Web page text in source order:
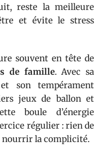
reste la meilleure
et évite le stress
souvent en tête de
de famille. Avec sa
son tempérament
jeux de ballon et
boule d’énergie
régulier : rien de
la complicité.